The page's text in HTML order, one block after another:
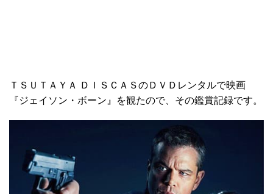
ＴＳＵＴＡＹＡ ＤＩＳＣＡＳのＤＶＤレンタルで映画
『ジェイソン・ボーン』を観たので、その鑑賞記録です。